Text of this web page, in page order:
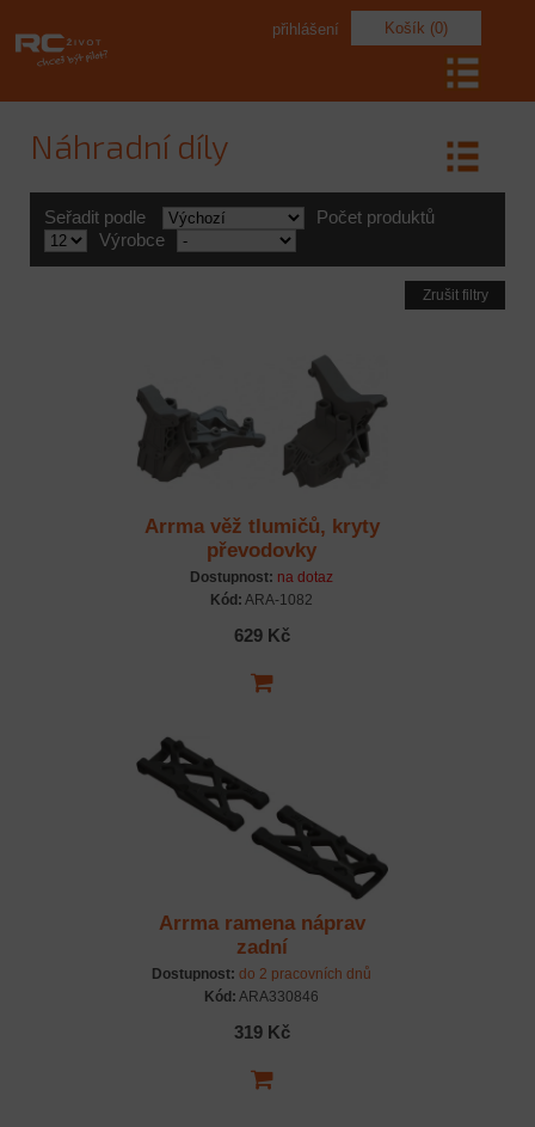
Košík (0)
přihlášení
Náhradní díly
Seřadit podle
Počet produktů
Výrobce
Zrušit filtry
Arrma věž tlumičů, kryty
převodovky
Dostupnost: na dotaz
Kód: ARA-1082
629 Kč
Arrma ramena náprav
zadní
Dostupnost: do 2 pracovních dnů
Kód: ARA330846
319 Kč